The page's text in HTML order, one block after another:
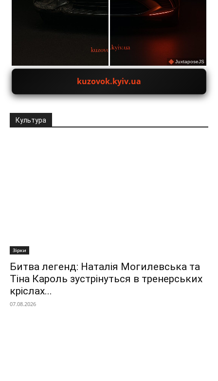
JuxtaposeJS
kuzovok.kyiv.ua
Культура
Зірки
Битва легенд: Наталія Могилевська та
Тіна Кароль зустрінуться в тренерських
кріслах...
07.08.2026